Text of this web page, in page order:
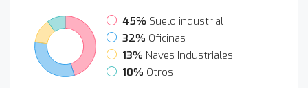
45% Suelo industrial
32% Oficinas
13% Naves Industriales
10% Otros